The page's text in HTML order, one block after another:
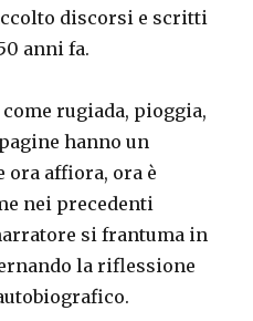
discorsi e scritti
anni fa.
rugiada, pioggia,
hanno un
ora affiora, ora è
nei precedenti
si frantuma in
la riflessione